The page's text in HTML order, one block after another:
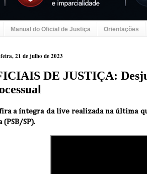
Manual do Oficial de Justiça Orientações
21 de julho de 2023
DE JUSTIÇA:
a íntegra da live realizada na última
(PSB/SP).